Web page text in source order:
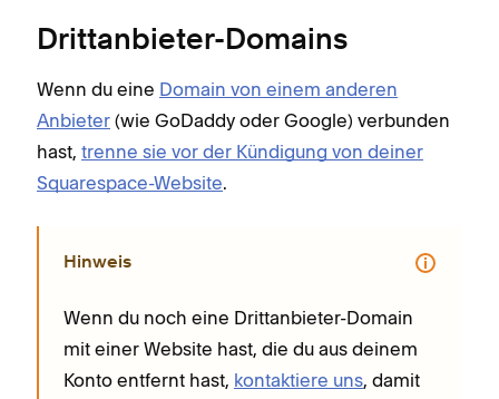
Drittanbieter-Domains
Wenn du eine Domain von einem anderen
Anbieter (wie GoDaddy oder Google) verbunden
hast, trenne sie vor der Kündigung von deiner
Squarespace-Website.
Hinweis
Wenn du noch eine Drittanbieter-Domain
mit einer Website hast, die du aus deinem
Konto entfernt hast, kontaktiere uns, damit